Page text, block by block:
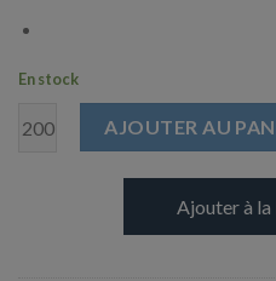
En stock
AJOUTER AU
Ajouter à la